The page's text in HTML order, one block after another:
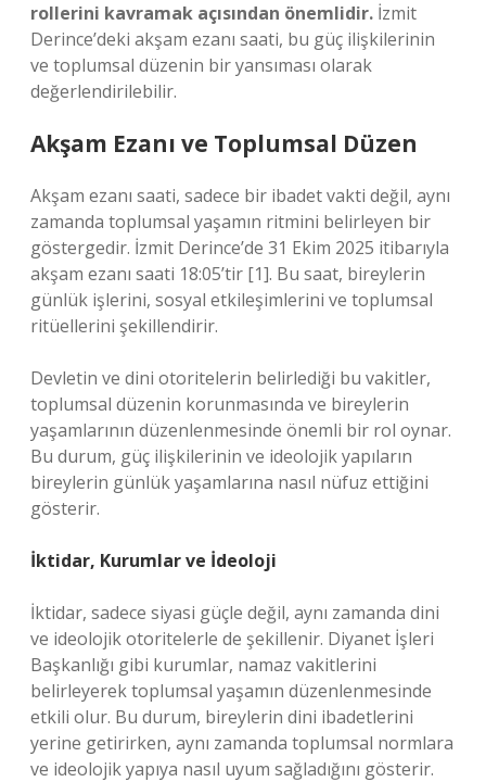
rollerini kavramak açısından önemlidir. İzmit
Derince’deki akşam ezanı saati, bu güç ilişkilerinin
ve toplumsal düzenin bir yansıması olarak
değerlendirilebilir.
Akşam Ezanı ve Toplumsal Düzen
Akşam ezanı saati, sadece bir ibadet vakti değil, aynı
zamanda toplumsal yaşamın ritmini belirleyen bir
göstergedir. İzmit Derince’de 31 Ekim 2025 itibarıyla
akşam ezanı saati 18:05’tir [1]. Bu saat, bireylerin
günlük işlerini, sosyal etkileşimlerini ve toplumsal
ritüellerini şekillendirir.
Devletin ve dini otoritelerin belirlediği bu vakitler,
toplumsal düzenin korunmasında ve bireylerin
yaşamlarının düzenlenmesinde önemli bir rol oynar.
Bu durum, güç ilişkilerinin ve ideolojik yapıların
bireylerin günlük yaşamlarına nasıl nüfuz ettiğini
gösterir.
İktidar, Kurumlar ve İdeoloji
İktidar, sadece siyasi güçle değil, aynı zamanda dini
ve ideolojik otoritelerle de şekillenir. Diyanet İşleri
Başkanlığı gibi kurumlar, namaz vakitlerini
belirleyerek toplumsal yaşamın düzenlenmesinde
etkili olur. Bu durum, bireylerin dini ibadetlerini
yerine getirirken, aynı zamanda toplumsal normlara
ve ideolojik yapıya nasıl uyum sağladığını gösterir.